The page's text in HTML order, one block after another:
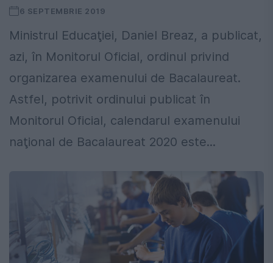
6 SEPTEMBRIE 2019
Ministrul Educaţiei, Daniel Breaz, a publicat,
azi, în Monitorul Oficial, ordinul privind
organizarea examenului de Bacalaureat.
Astfel, potrivit ordinului publicat în
Monitorul Oficial, calendarul examenului
naţional de Bacalaureat 2020 este...